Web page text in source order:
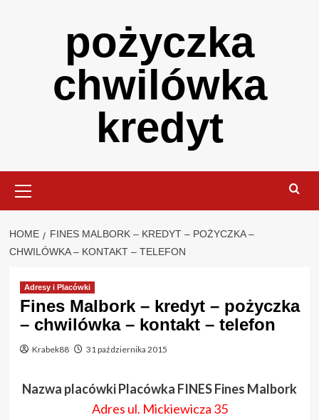
pożyczka
chwilówka
kredyt
Menu
HOME
FINES MALBORK – KREDYT – POŻYCZKA –
CHWILÓWKA – KONTAKT – TELEFON
Adresy i Placówki
Fines Malbork – kredyt – pożyczka
– chwilówka – kontakt – telefon
Krabek88 31 października 2015
Nazwa placówki Placówka FINES Fines Malbork
Adres ul. Mickiewicza 35